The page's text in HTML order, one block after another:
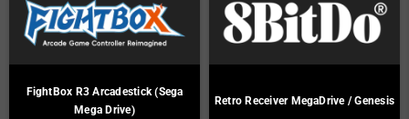
FightBox R3 Arcadestick (Sega
Mega Drive)
Retro Receiver MegaDrive / Genesis